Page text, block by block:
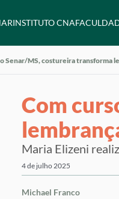
INSTITUTO CNA
Senar/MS, costureira transforma
Com
Maria Elizeni
4 de julho 2025
Michael Franco